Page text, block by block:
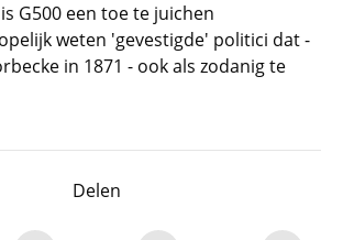
G500 een toe te juichen
weten 'gevestigde' politici dat -
in 1871 - ook als zodanig te
Delen